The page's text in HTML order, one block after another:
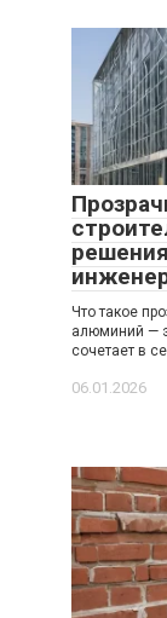
Что такое
алюминий —
сочетает в
06.01.2026